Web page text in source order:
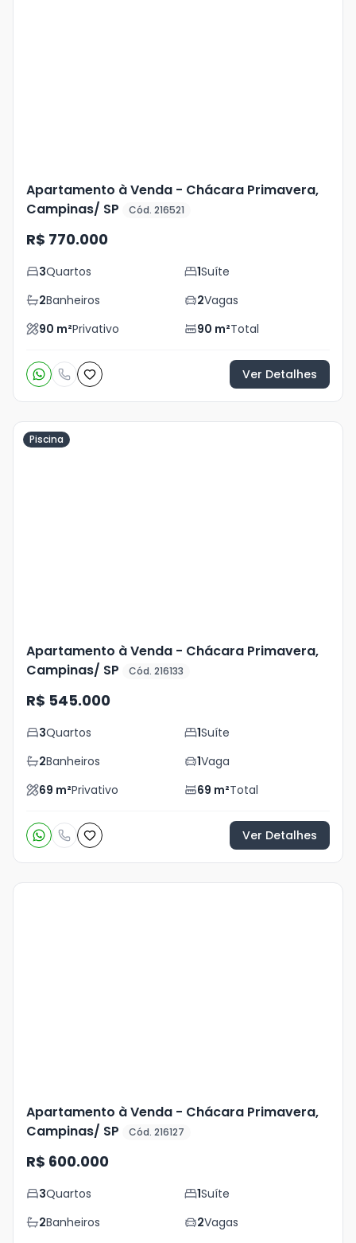
Apartamento à Venda - Chácara Primavera,
Campinas/ SP
Cód. 216521
R$ 770.000
3Quartos 1Suíte
2Banheiros 2Vagas
90 m²Privativo 90 m²Total
Ver Detalhes
Piscina
Apartamento à Venda - Chácara Primavera,
Campinas/ SP
Cód. 216133
R$ 545.000
3Quartos 1Suíte
2Banheiros 1Vaga
69 m²Privativo 69 m²Total
Ver Detalhes
Apartamento à Venda - Chácara Primavera,
Campinas/ SP
Cód. 216127
R$ 600.000
3Quartos 1Suíte
2Banheiros 2Vagas